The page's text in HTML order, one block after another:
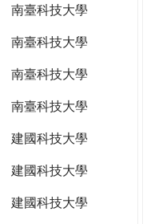
南臺科技大學
南臺科技大學
南臺科技大學
南臺科技大學
建國科技大學
建國科技大學
建國科技大學